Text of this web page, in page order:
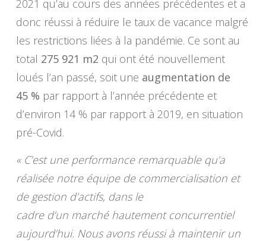
2021 qu’au cours des années précédentes et a
donc réussi à réduire le taux de vacance malgré
les restrictions liées à la pandémie. Ce sont au
total 275 921 m2 qui ont été nouvellement
loués l’an passé, soit une augmentation de
45 % par rapport à l’année précédente et
d’environ 14 % par rapport à 2019, en situation
pré-Covid.
« C’est une performance remarquable qu’a
réalisée notre équipe de commercialisation et
de gestion d’actifs, dans le
cadre d’un marché hautement concurrentiel
aujourd’hui. Nous avons réussi à maintenir un